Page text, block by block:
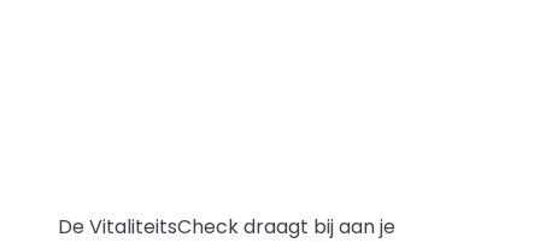
De VitaliteitsCheck draagt bij aan je